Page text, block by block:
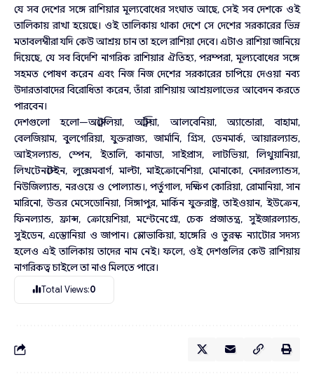
যে সব দেশের সঙ্গে রাশিয়ার মূল্যবোধের সংঘাত আছে, সেই সব দেশকে ওই
তালিকায় রাখা হয়েছে। ওই তালিকায় থাকা দেশে সে দেশের সরকারের ভিন্ন
মতাবলম্বীরা যদি কেউ আশ্রয় চান তা হলে রাশিয়া দেবে। এটাও রাশিয়া জানিয়ে
দিয়েছে, যে সব বিদেশি নাগরিক রাশিয়ার ঐতিহ্য, পরম্পরা, মূল্যবোধের সঙ্গে
সহমত পোষণ করেন এবং নিজ নিজ দেশের সরকারের চাপিয়ে দেওয়া নব্য
উদারতাবাদের বিরোধিতা করেন, তাঁরা রাশিয়ায় আশ্রয়লাভের আবেদন করতে
পারবেন।
দেশগুলো হলো—অস্ট্রেলিয়া, অস্ট্রিয়া, আলবেনিয়া, অ্যান্ডোরা, বাহামা,
বেলজিয়াম, বুলগেরিয়া, যুক্তরাজ্য, জার্মানি, গ্রিস, ডেনমার্ক, আয়ারল্যান্ড,
আইসল্যান্ড, স্পেন, ইতালি, কানাডা, সাইপ্রাস, লাটভিয়া, লিথুয়ানিয়া,
লিখটেনস্টেইন, লুক্সেমবার্গ, মাল্টা, মাইক্রোনেশিয়া, মোনাকো, নেদারল্যান্ডস,
নিউজিল্যান্ড, নরওয়ে ও পোল্যান্ড।, পর্তুগাল, দক্ষিণ কোরিয়া, রোমানিয়া, সান
মারিনো, উত্তর মেসেডোনিয়া, সিঙ্গাপুর, মার্কিন যুক্তরাষ্ট্র, তাইওয়ান, ইউক্রেন,
ফিনল্যান্ড, ফ্রান্স, ক্রোয়েশিয়া, মন্টেনেগ্রো, চেক প্রজাতন্ত্র, সুইজারল্যান্ড,
সুইডেন, এস্তোনিয়া ও জাপান। স্লোভাকিয়া, হাঙ্গেরি ও তুরস্ক ন্যাটোর সদস্য
হলেও এই তালিকায় তাদের নাম নেই। ফলে, ওই দেশগুলির কেউ রাশিয়ায়
নাগরিকত্ব চাইলে তা নাও মিলতে পারে।
Total Views:0